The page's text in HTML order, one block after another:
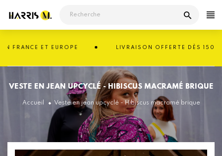
contenu
LIVRAISON OFFERTE DÈS 150€ EN
ET EUROPE
VESTE EN JEAN UPCYCLÉ - HIBISCUS MACRAMÉ BRIQUE
Accueil Veste en jean upcyclé - Hibiscus macramé brique